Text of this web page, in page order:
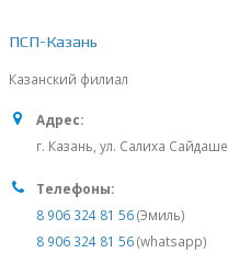
ПСП-Казань
Казанский филиал
Адрес:
г. Казань, ул. Салиха
Телефоны:
8 906 324 81 56(Эмиль)
8 906 324 81 56(whatsapp)